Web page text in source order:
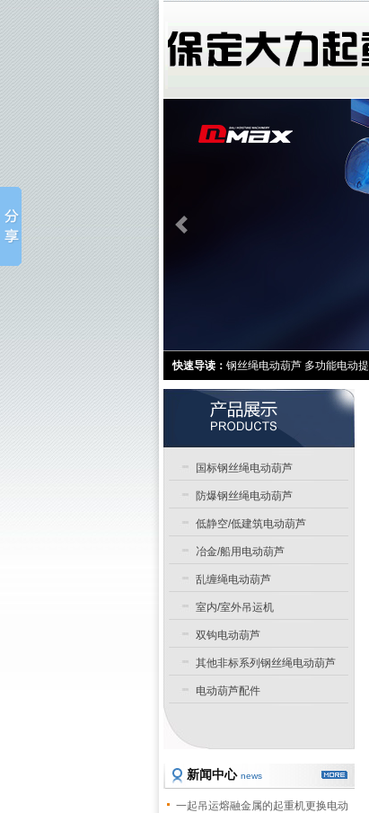
快速导读： 钢丝绳电动葫芦 多功能电动
国标钢丝绳电动葫芦
防爆钢丝绳电动葫芦
低静空/低建筑电动葫芦
冶金/船用电动葫芦
乱缠绳电动葫芦
室内/室外吊运机
双钩电动葫芦
其他非标系列钢丝绳电动葫芦
电动葫芦配件
新闻中心 news
一起吊运熔融金属的起重机更换电动